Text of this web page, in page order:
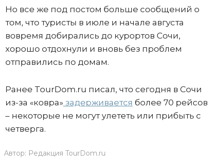
Но все же под постом больше сообщений о
том, что туристы в июле и начале августа
вовремя добирались до курортов Сочи,
хорошо отдохнули и вновь без проблем
отправились по домам.
Ранее TourDom.ru писал, что сегодня в Сочи
из-за «ковра» задерживается более 70 рейсов
– некоторые не могут улететь или прибыть с
четверга.
Автор: Редакция TourDom.ru